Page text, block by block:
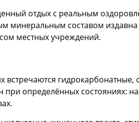
отдых с реальным
минеральным составом издавна
местных учреждений.
гидрокарбонатные,
определённых состояниях: